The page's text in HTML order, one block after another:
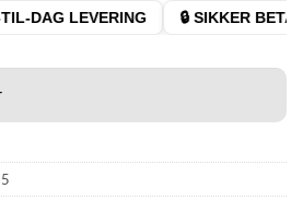
DAG LEVERING 🔒 SIKKER